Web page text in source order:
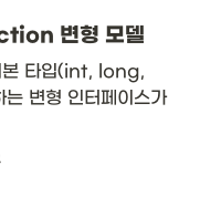
변형 모델
타입(int, long,
변형 인터페이스가